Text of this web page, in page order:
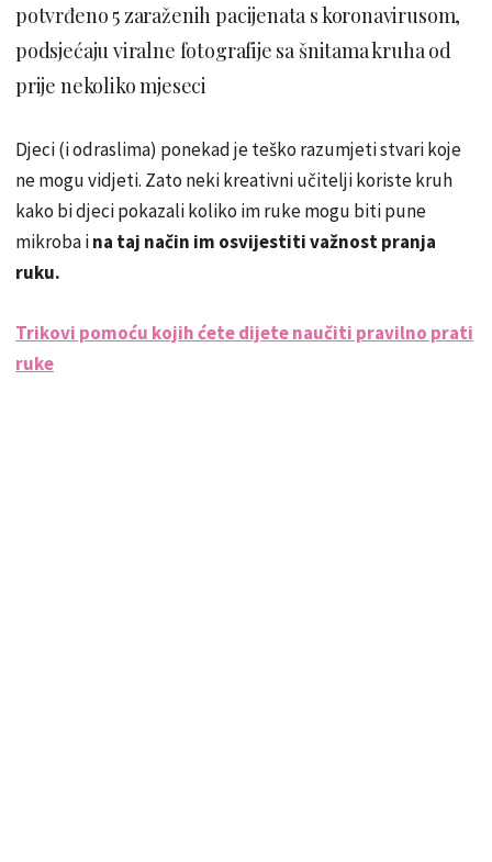
potvrđeno 5 zaraženih pacijenata s koronavirusom,
podsjećaju viralne fotografije sa šnitama kruha od
prije nekoliko mjeseci
Djeci (i odraslima) ponekad je teško razumjeti stvari koje
ne mogu vidjeti. Zato neki kreativni učitelji koriste kruh
kako bi djeci pokazali koliko im ruke mogu biti pune
mikroba ina taj način im osvijestiti važnost pranja
ruku.
Trikovi pomoću kojih ćete dijete naučiti pravilno prati
ruke